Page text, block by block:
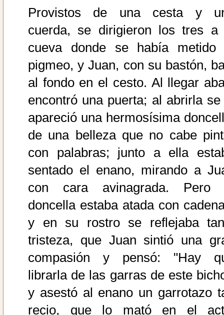
Provistos de una cesta y
cuerda, se dirigieron los tres a
cueva donde se había metido
pigmeo, y Juan, con su bastón,
al fondo en el cesto. Al llegar
encontró una puerta; al abrirla se
apareció una hermosísima
de una belleza que no cabe
con palabras; junto a ella
sentado el enano, mirando a
con cara avinagrada. Pero
doncella estaba atada con
y en su rostro se reflejaba
tristeza, que Juan sintió una
compasión y pensó: "Hay
librarla de las garras de este
y asestó al enano un garrotazo
recio, que lo mató en el